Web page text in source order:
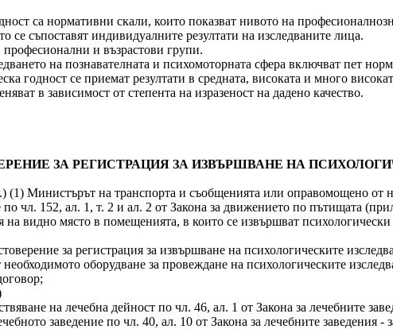
са нормативни скали, които показват нивото на
се съпоставят индивидуалните резултати на изследваните лица.
и възрастови групи.
на познавателната и психомоторната сфера включват пет
годност се приемат резултати в средната, високата и много
в зависимост от степента на изразеност на дадено качество.
ЗА РЕГИСТРАЦИЯ ЗА ИЗВЪРШВАНЕ НА
Министърът на транспорта и съобщенията или оправомощено от
чл. 152, ал. 1, т. 2 и ал. 2 от Закона за движението по пътищата
на видно място в помещенията, в които се извършват психологически
за регистрация за извършване на психологическите
оборудване за провеждане на психологическите
на лечебна дейност по чл. 46, ал. 1 от Закона за лечебните
заведение по чл. 40, ал. 10 от Закона за лечебните